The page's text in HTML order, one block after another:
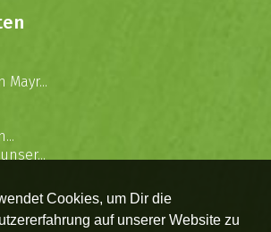
Cookies, um Dir die
auf unserer Website zu
Mayr...